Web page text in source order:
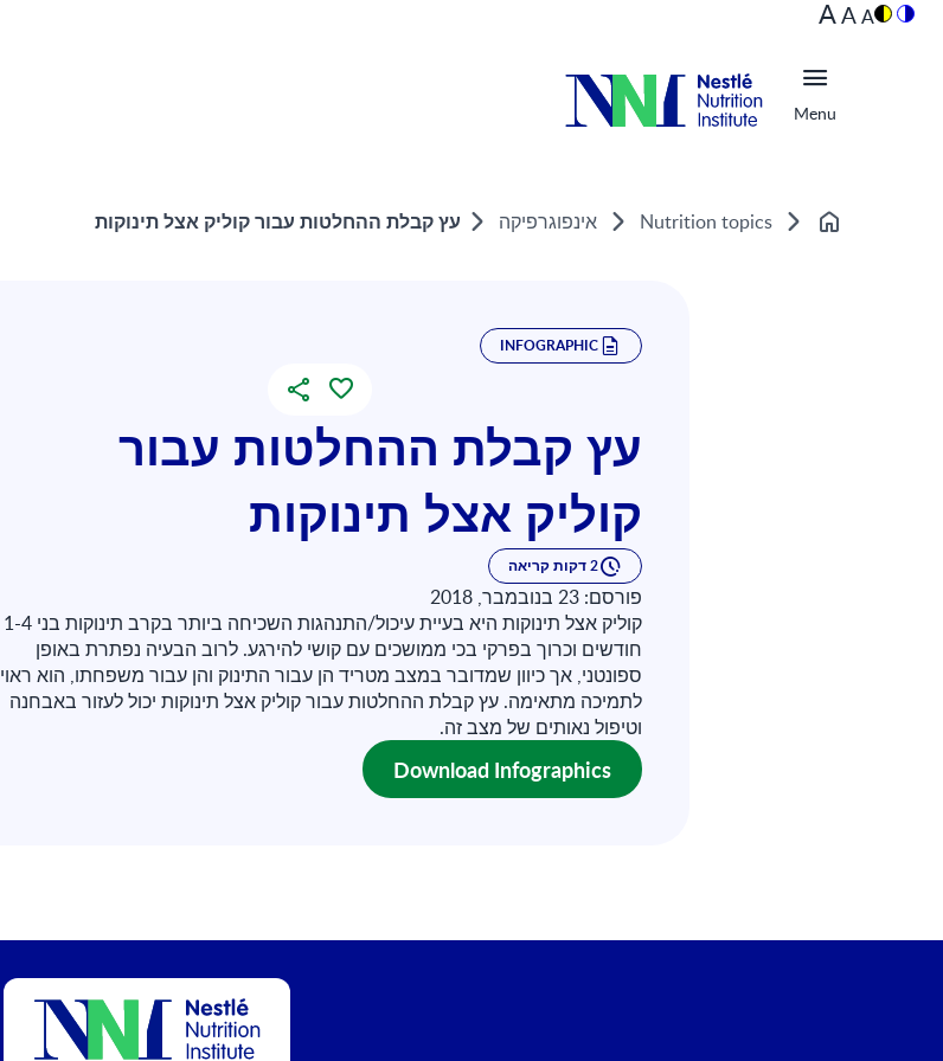
A
A
A
Menu
Home
Nutrition topics אינפוגרפיקה עץ קבלת ההחלטות עבור קוליק אצל תינוקות
INFOGRAPHIC
עץ קבלת ההחלטות עבור
קוליק אצל תינוקות
2 דקות קריאה
פורסם: 23 בנובמבר, 2018
קוליק אצל תינוקות היא בעיית עיכול/התנהגות השכיחה ביותר בקרב תינוקות בני 1-4
חודשים וכרוך בפרקי בכי ממושכים עם קושי להירגע. לרוב הבעיה נפתרת באופן
ספונטני, אך כיוון שמדובר במצב מטריד הן עבור התינוק והן עבור משפחתו, הוא ראוי
לתמיכה מתאימה. עץ קבלת ההחלטות עבור קוליק אצל תינוקות יכול לעזור באבחנה
וטיפול נאותים של מצב זה.
Download Infographics